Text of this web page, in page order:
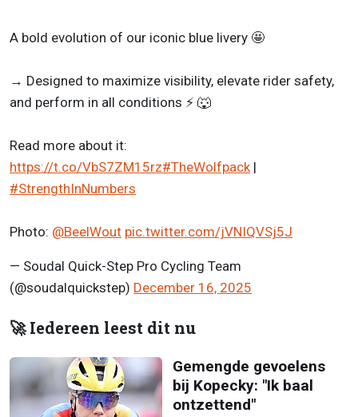
A bold evolution of our iconic blue livery 🤩
→ Designed to maximize visibility, elevate rider safety,
and perform in all conditions ⚡ 🐺
Read more about it:
https://t.co/VbS7ZM15rz#TheWolfpack|
#StrengthInNumbers
Photo: @BeelWout pic.twitter.com/jVNIQVSj5J
— Soudal Quick-Step Pro Cycling Team
(@soudalquickstep) December 16, 2025
🚀 Iedereen leest dit nu
Gemengde gevoelens
bij Kopecky: "Ik baal
ontzettend"